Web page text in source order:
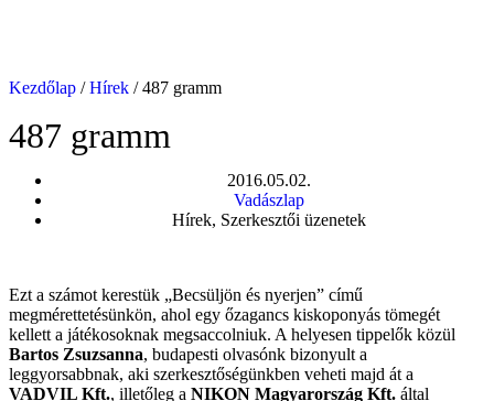
Kezdőlap /Hírek / 487 gramm
487 gramm
2016.05.02.
Vadászlap
Hírek, Szerkesztői üzenetek
Ezt a számot kerestük „Becsüljön és nyerjen” című
megmérettetésünkön, ahol egy őzagancs kiskoponyás tömegét
kellett a játékosoknak megsaccolniuk. A helyesen tippelők közül
Bartos Zsuzsanna, budapesti olvasónk bizonyult a
leggyorsabbnak, aki szerkesztőségünkben veheti majd át a
VADVIL Kft., illetőleg a NIKON Magyarország Kft. által